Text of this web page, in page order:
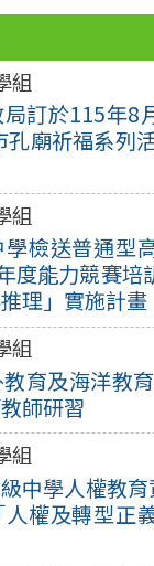
組
訂於115年8
孔廟祈福系列
組
檢送普通型
度能力競賽培
理」實施計畫
組
育及海洋教
師研習
組
中學人權教
權及轉型正